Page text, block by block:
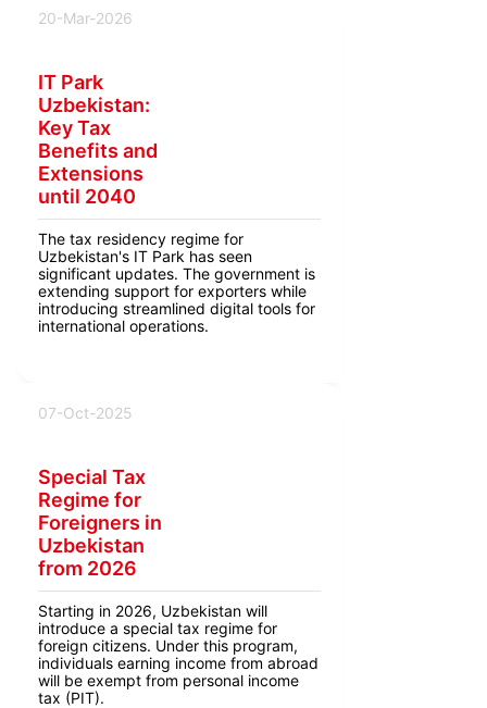
20-Mar-2026
IT Park
Uzbekistan:
Key Tax
Benefits and
Extensions
until 2040
The tax residency regime for
Uzbekistan's IT Park has seen
significant updates. The government is
extending support for exporters while
introducing streamlined digital tools for
international operations.
07-Oct-2025
Special Tax
Regime for
Foreigners in
Uzbekistan
from 2026
Starting in 2026, Uzbekistan will
introduce a special tax regime for
foreign citizens. Under this program,
individuals earning income from abroad
will be exempt from personal income
tax (PIT).